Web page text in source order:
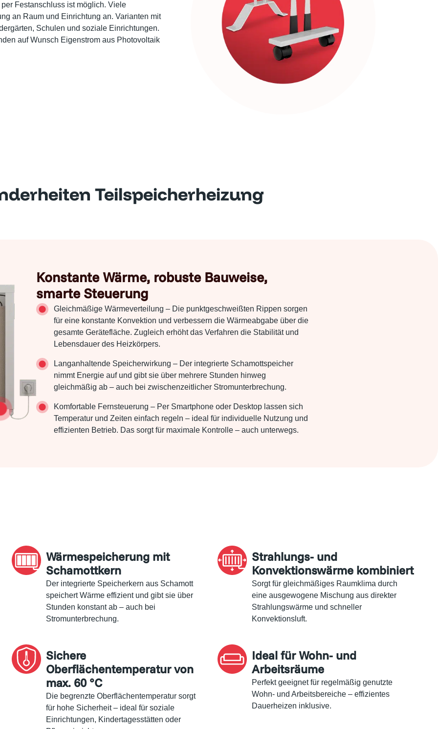
Festanschluss ist möglich. Viele
an Raum und Einrichtung an. Varianten mit
Schulen und soziale Einrichtungen.
auf Wunsch Eigenstrom aus Photovoltaik
Teilspeicherheizung
Konstante Wärme, robuste Bauweise,
smarte Steuerung
Gleichmäßige Wärmeverteilung – Die punktgeschweißten Rippen sorgen
für eine konstante Konvektion und verbessern die Wärmeabgabe über die
gesamte Gerätefläche. Zugleich erhöht das Verfahren die Stabilität und
Lebensdauer des Heizkörpers.
Langanhaltende Speicherwirkung – Der integrierte Schamottspeicher
nimmt Energie auf und gibt sie über mehrere Stunden hinweg
gleichmäßig ab – auch bei zwischenzeitlicher Stromunterbrechung.
Komfortable Fernsteuerung – Per Smartphone oder Desktop lassen sich
Temperatur und Zeiten einfach regeln – ideal für individuelle Nutzung und
effizienten Betrieb. Das sorgt für maximale Kontrolle – auch unterwegs.
Wärmespeicherung mit
Schamottkern
Der integrierte Speicherkern aus Schamott
speichert Wärme effizient und gibt sie über
Stunden konstant ab – auch bei
Stromunterbrechung.
Strahlungs- und
Konvektionswärme kombiniert
Sorgt für gleichmäßiges Raumklima durch
eine ausgewogene Mischung aus direkter
Strahlungswärme und schneller
Konvektionsluft.
Sichere
Oberflächentemperatur von
max. 60 °C
Die begrenzte Oberflächentemperatur sorgt
für hohe Sicherheit – ideal für soziale
Einrichtungen, Kindertagesstätten oder
Ideal für Wohn- und
Arbeitsräume
Perfekt geeignet für regelmäßig genutzte
Wohn- und Arbeitsbereiche – effizientes
Dauerheizen inklusive.